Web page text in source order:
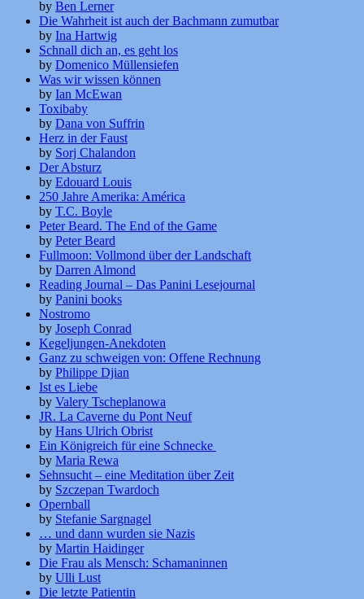
by Ben Lerner
Die Wahrheit ist auch der Bachmann zumutbar
by Ina Hartwig
Schnall dich an, es geht los
by Domenico Müllensiefen
Was wir wissen können
by Ian McEwan
Toxibaby
by Dana von Suffrin
Herz in der Faust
by Sorj Chalandon
Der Absturz
by Edouard Louis
250 Jahre Amerika: América
by T.C. Boyle
Peter Beard. The End of the Game
by Peter Beard
Fullmoon: Vollmond über der Landschaft
by Darren Almond
Reading Journal – Das Panini Lesejournal
by Panini books
Nostromo
by Joseph Conrad
Kegeljungen-Anekdoten
Ganz zu schweigen von: Offene Rechnung
by Philippe Djian
Ist es Liebe
by Valery Tscheplanowa
JR. La Caverne du Pont Neuf
by Hans Ulrich Obrist
Ein Königreich für eine Schnecke
by Maria Rewa
Sehnsucht – eine Meditation über Zeit
by Szczepan Twardoch
Opernball
by Stefanie Sargnagel
… und dann wurden sie Nazis
by Martin Haidinger
Die Frau als Mensch: Schamaninnen
by Ulli Lust
Die letzte Patientin